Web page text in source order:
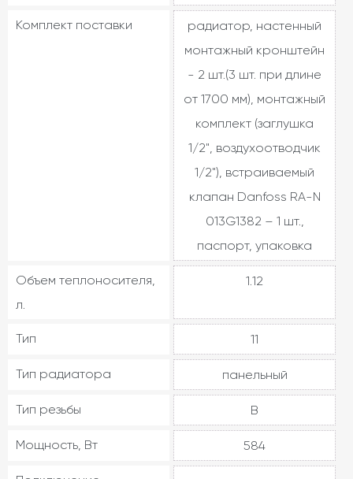
Комплект поставки
радиатор, настенный
монтажный кронштейн
- 2 шт.(3 шт. при длине
от 1700 мм), монтажный
комплект (заглушка
1/2", воздухоотводчик
1/2"), встраиваемый
клапан Danfoss RA-N
013G1382 – 1 шт.,
паспорт, упаковка
Объем теплоносителя,
л.
1.12
Тип 11
Тип радиатора панельный
Тип резьбы В
Мощность, Вт 584